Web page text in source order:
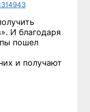
И благодаря
пошел
и получают